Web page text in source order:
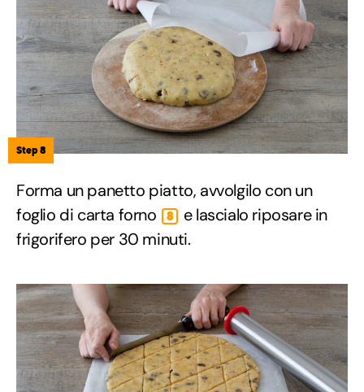
Step 8
Forma un panetto piatto, avvolgilo con un
foglio di carta forno
8
e lascialo riposare in
frigorifero per 30 minuti.